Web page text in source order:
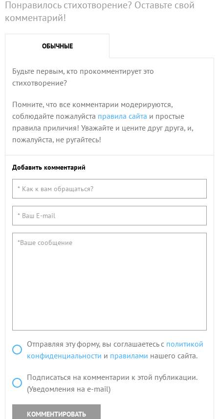
Понравилось стихотворение? Оставьте свой
комментарий!
ОБЫЧНЫЕ
Будьте первым, кто прокомментирует это
стихотворение?
Помните, что все комментарии модерируются,
соблюдайте пожалуйста правила сайта и простые
правила приличия! Уважайте и цените друг друга, и,
пожалуйста, не ругайтесь!
Добавить комментарий
Отправляя эту форму, вы соглашаетесь с политикой
конфиденциальности и правилами нашего сайта.
Подписаться на комментарии к этой публикации.
(Уведомления на e-mail)
КОММЕНТИРОВАТЬ